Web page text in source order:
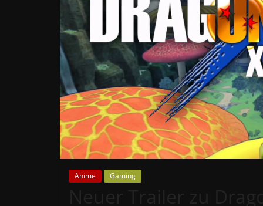
und
Gaming
News
Auf
Phanimenal
findest
du
die
aktuellsten
Anime-
Anime Gaming